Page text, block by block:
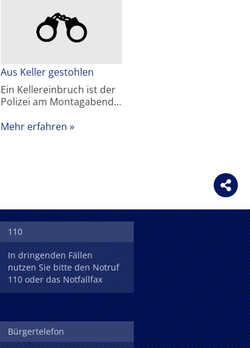
Aus Keller gestohlen
Ein Kellereinbruch ist der
Polizei am Montagabend…
Mehr erfahren
110
In dringenden Fällen
nutzen Sie bitte den Notruf
110 oder das Notfallfax
Bürgertelefon